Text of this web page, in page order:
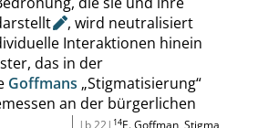
, wird neutralisiert
Interaktionen hinein
das in der
Goffmans „Stigmatisierung“
|b 22| 14E. Goffman,Stigma
an der bürgerlichen